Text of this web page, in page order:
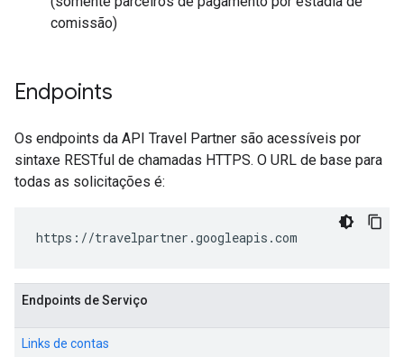
comissão)
Endpoints
Os endpoints da API Travel Partner são acessíveis por
sintaxe RESTful de chamadas HTTPS. O URL de base para
todas as solicitações é:
https://travelpartner.googleapis.com
Endpoints de Serviço
Links de contas